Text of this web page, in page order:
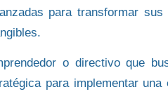
para transformar
o directivoque
para implementar una